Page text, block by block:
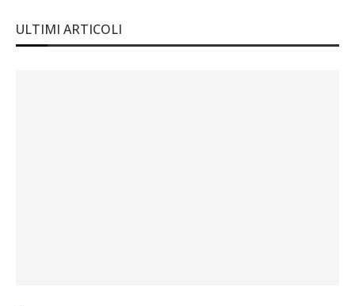
ULTIMI ARTICOLI